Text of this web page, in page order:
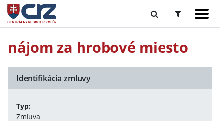
nájom za hrobové miesto
Identifikácia zmluvy
Typ:
Zmluva